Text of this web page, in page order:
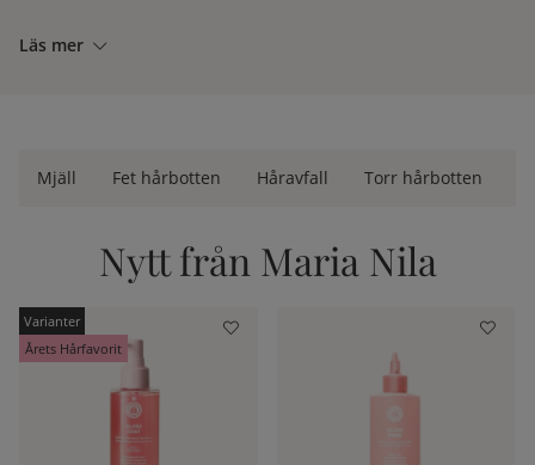
Läs mer
Mjäll Fet hårbotten Håravfall Torr hårbotten
Nytt från Maria Nila
Årets Hårfavorit